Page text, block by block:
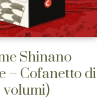
Shinano
– Cofanetto di
volumi)